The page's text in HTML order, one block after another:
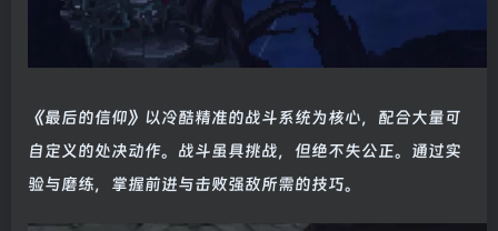
《最后的信仰》以冷酷精准的战斗系统为核心，配合大量可
自定义的处决动作。战斗虽具挑战，但绝不失公正。通过实
验与磨练，掌握前进与击败强敌所需的技巧。